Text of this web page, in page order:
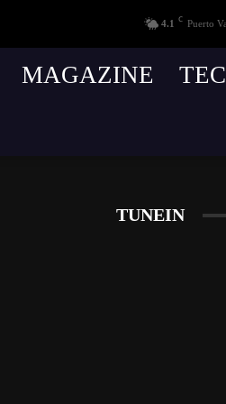
4.1 C Puerto
MAGAZINE
TUNEIN